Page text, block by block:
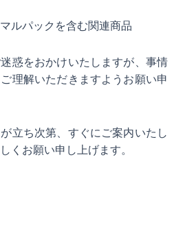
ルパックを含む関連商品
惑をおかけいたしますが、事情
理解いただきますようお願い申
立ち次第、すぐにご案内いたし
くお願い申し上げます。